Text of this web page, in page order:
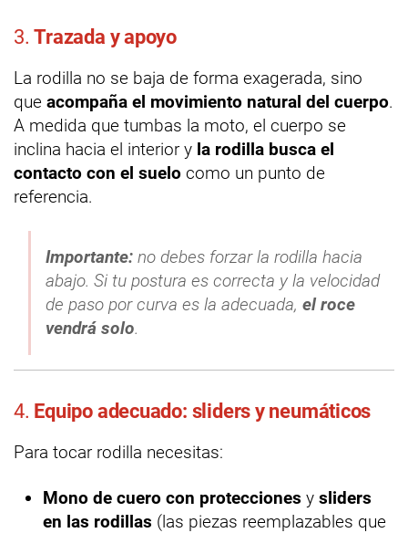
3.Trazada y apoyo
La rodilla no se baja de forma exagerada, sino
que acompaña el movimiento natural del cuerpo.
A medida que tumbas la moto, el cuerpo se
inclina hacia el interior y la rodilla busca el
contacto con el suelo como un punto de
referencia.
Importante: no debes forzar la rodilla hacia
abajo. Si tu postura es correcta y la velocidad
de paso por curva es la adecuada, el roce
vendrá solo.
4. Equipo adecuado: sliders y neumáticos
Para tocar rodilla necesitas:
Mono de cuero con protecciones y sliders
en las rodillas (las piezas reemplazables que